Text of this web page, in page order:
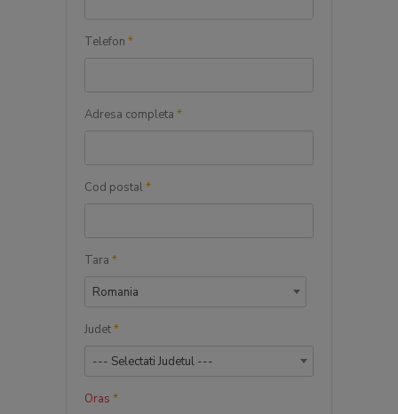
Telefon *
Adresa completa *
Cod postal*
Tara *
Romania
Judet*
--- Selectati Judetul ---
Oras *